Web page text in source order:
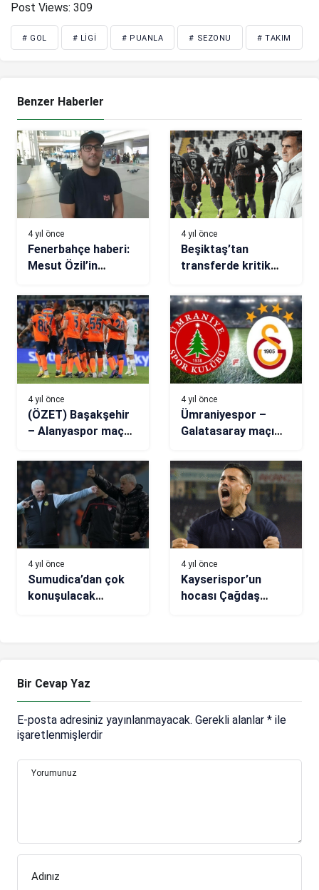
Post Views: 309
# GOL # LIGI # PUANLA # SEZONU # TAKIM
Benzer Haberler
4 yıl önce
Fenerbahçe haberi:
Mesut Özil’in
Söğüt: Sadece
Başakşehir değil,
yurt içinden yurt
dışından çok sayıda
teklif var
4 yıl önce
Beşiktaş’tan
transferde kritik
hedefte…
4 yıl önce
(ÖZET) Başakşehir
– Alanyaspor maç
4 yıl önce
Ümraniyespor –
Galatasaray maçı
kaçta? 11’ler belli
oldu
4 yıl önce
Sumudica’dan çok
konuşulacak
4 yıl önce
Kayserispor’un
hocası Çağdaş
Bir Cevap Yaz
E-posta adresiniz yayınlanmayacak. Gerekli alanlar * ile
işaretlenmişlerdir
Yorumunuz
Adınız